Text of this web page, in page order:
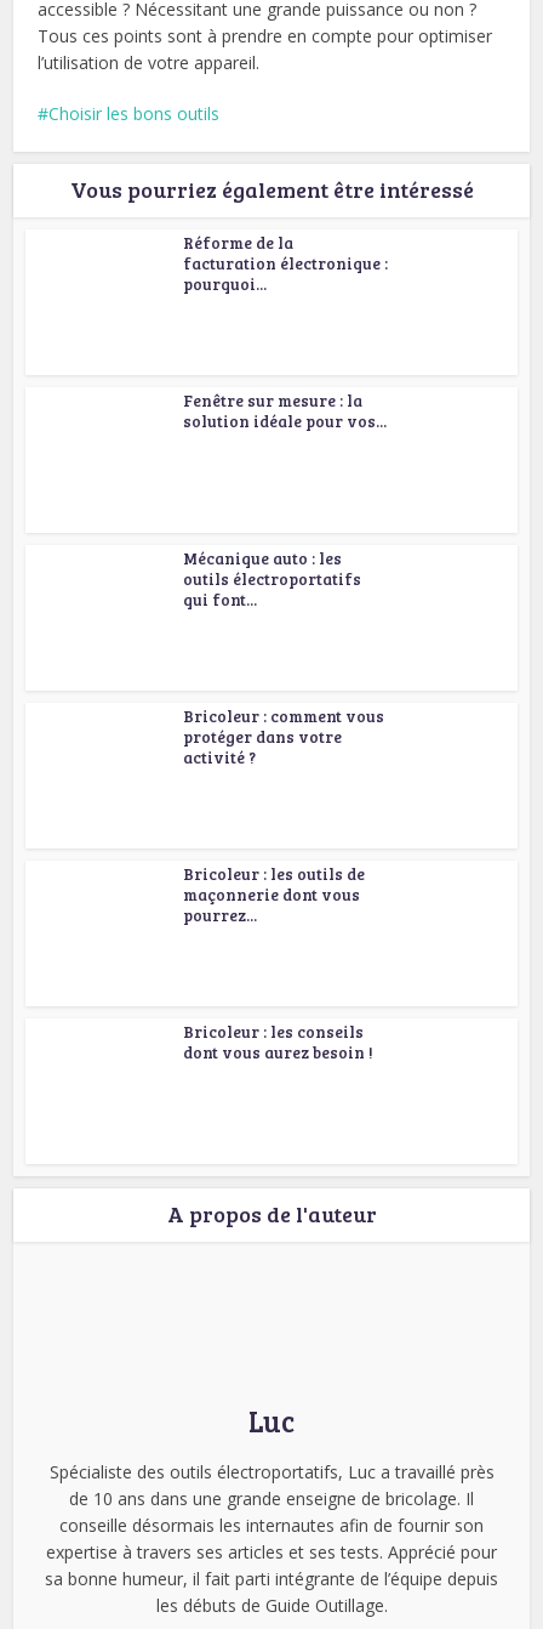
accessible ? Nécessitant une grande puissance ou non ?
Tous ces points sont à prendre en compte pour optimiser
l’utilisation de votre appareil.
Choisir les bons outils
Vous pourriez également être intéressé
Réforme de la
facturation électronique :
pourquoi...
Fenêtre sur mesure : la
solution idéale pour vos...
Mécanique auto : les
outils électroportatifs
qui font...
Bricoleur : comment vous
protéger dans votre
activité ?
Bricoleur : les outils de
maçonnerie dont vous
pourrez...
Bricoleur : les conseils
dont vous aurez besoin !
A propos de l'auteur
Luc
Spécialiste des outils électroportatifs, Luc a travaillé près
de 10 ans dans une grande enseigne de bricolage. Il
conseille désormais les internautes afin de fournir son
expertise à travers ses articles et ses tests. Apprécié pour
sa bonne humeur, il fait parti intégrante de l’équipe depuis
les débuts de Guide Outillage.